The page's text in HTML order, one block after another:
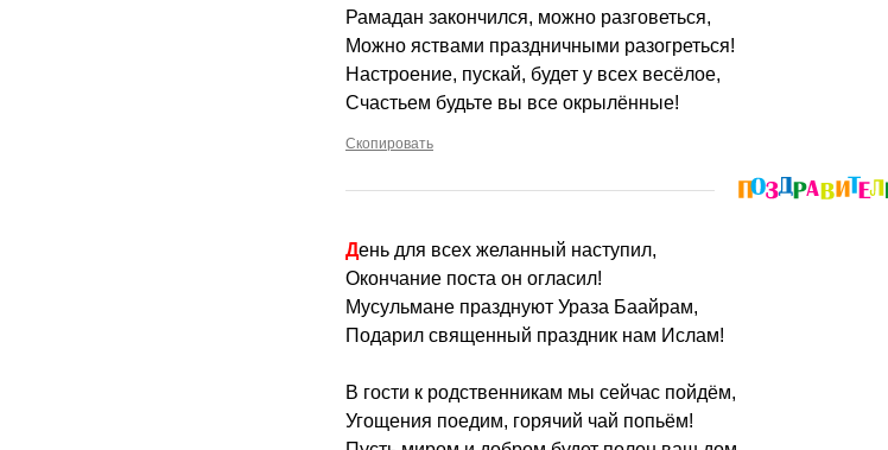
Рамадан закончился, можно разговеться,
Можно яствами праздничными разогреться!
Настроение, пускай, будет у всех весёлое,
Счастьем будьте вы все окрылённые!
Скопировать
День для всех желанный наступил,
Окончание поста он огласил!
Мусульмане празднуют Ураза Баайрам,
Подарил священный праздник нам Ислам!
В гости к родственникам мы сейчас пойдём,
Угощения поедим, горячий чай попьём!